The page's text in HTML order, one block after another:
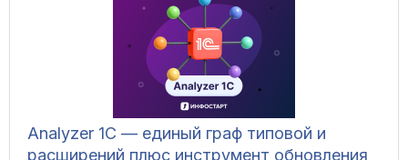
Analyzer 1C — единый граф типовой и
расширений плюс инструмент обновления